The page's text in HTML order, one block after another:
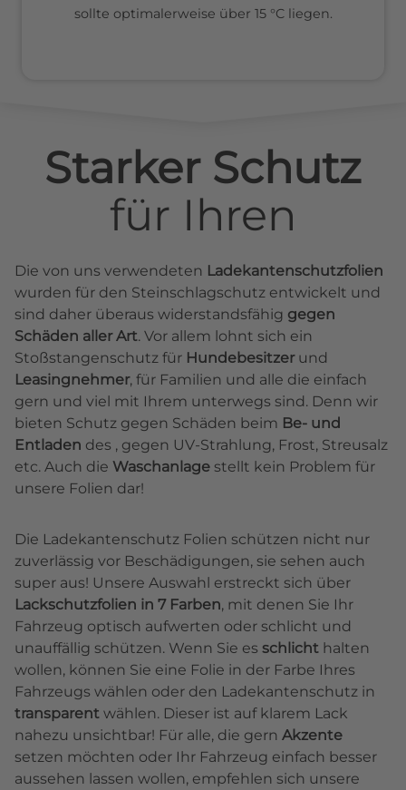
sollte optimalerweise über 15 °C liegen.
Starker Schutz
für Ihren
Die von uns verwendeten Ladekantenschutzfolien
wurden für den Steinschlagschutz entwickelt und
sind daher überaus widerstandsfähig gegen
Schäden aller Art. Vor allem lohnt sich ein
Stoßstangenschutz für Hundebesitzerund
Leasingnehmer, für Familien und alle die einfach
gern und viel mit Ihrem unterwegs sind. Denn wir
bieten Schutz gegen Schäden beim Be- und
Entladen des , gegen UV-Strahlung, Frost, Streusalz
etc. Auch die Waschanlage stellt kein Problem für
unsere Folien dar!
Die Ladekantenschutz Folien schützen nicht nur
zuverlässig vor Beschädigungen, sie sehen auch
super aus! Unsere Auswahl erstreckt sich über
Lackschutzfolien in 7 Farben, mit denen Sie Ihr
Fahrzeug optisch aufwerten oder schlicht und
unauffällig schützen. Wenn Sie es schlicht halten
wollen, können Sie eine Folie in der Farbe Ihres
Fahrzeugs wählen oder den Ladekantenschutz in
transparent wählen. Dieser ist auf klarem Lack
nahezu unsichtbar! Für alle, die gern Akzente
setzen möchten oder Ihr Fahrzeug einfach besser
aussehen lassen wollen, empfehlen sich unsere